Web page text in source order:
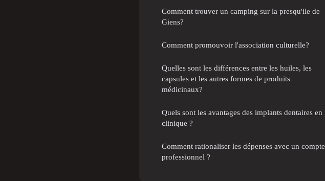
Comment trouver un camping sur la presqu'ile de
Giens?
Comment promouvoir l'association culturelle?
Quelles sont les différences entre les huiles, les
capsules et les autres formes de produits
médicinaux?
Quels sont les avantages des implants dentaires en
clinique ?
Comment rationaliser les dépenses avec un compte
professionnel ?